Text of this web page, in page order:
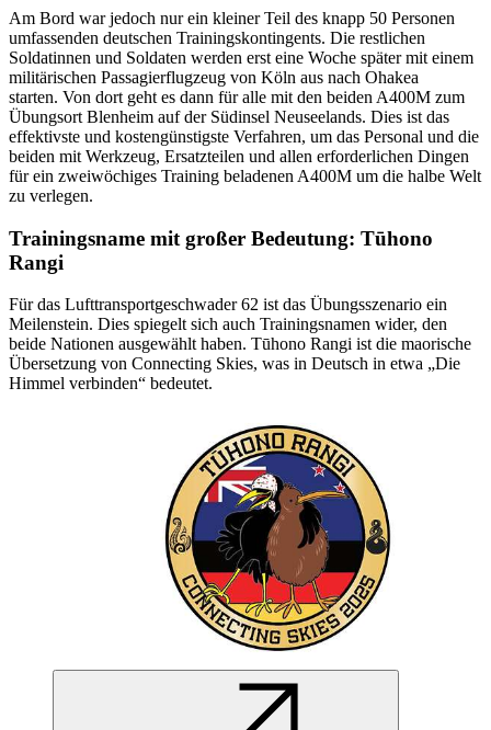
Am Bord war jedoch nur ein kleiner Teil des knapp 50 Personen
umfassenden deutschen Trainingskontingents. Die restlichen
Soldatinnen und Soldaten werden erst eine Woche später mit einem
militärischen Passagierflugzeug von Köln aus nach Ohakea
starten. Von dort geht es dann für alle mit den beiden A400M zum
Übungsort Blenheim auf der Südinsel Neuseelands. Dies ist das
effektivste und kostengünstigste Verfahren, um das Personal und die
beiden mit Werkzeug, Ersatzteilen und allen erforderlichen Dingen
für ein zweiwöchiges Training beladenen A400M um die halbe Welt
zu verlegen.
Trainingsname mit großer Bedeutung: Tūhono
Rangi
Für das Lufttransportgeschwader 62 ist das Übungsszenario ein
Meilenstein. Dies spiegelt sich auch Trainingsnamen wider, den
beide Nationen ausgewählt haben. Tūhono Rangi ist die maorische
Übersetzung von Connecting Skies, was in Deutsch in etwa „Die
Himmel verbinden“ bedeutet.